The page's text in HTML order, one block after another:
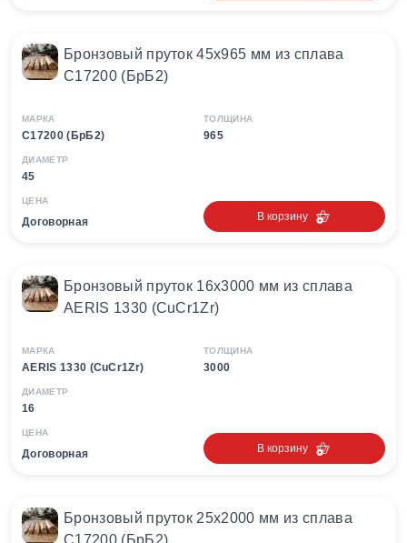
Бронзовый пруток 45х965 мм из сплава
С17200 (БрБ2)
МАРКА
С17200 (БрБ2)
ТОЛЩИНА
965
ДИАМЕТР
45
ЦЕНА
Договорная В корзину
Бронзовый пруток 16х3000 мм из сплава
AERIS 1330 (CuCr1Zr)
МАРКА
AERIS 1330 (CuCr1Zr)
ТОЛЩИНА
3000
ДИАМЕТР
16
ЦЕНА
Договорная В корзину
Бронзовый пруток 25х2000 мм из сплава
С17200 (БрБ2)